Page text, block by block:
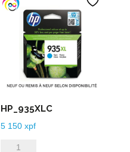
HP_935XLC
5 150xpf
quantité